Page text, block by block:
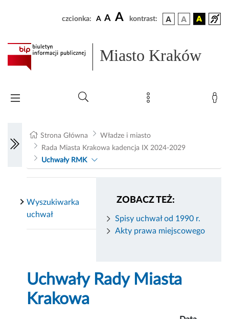
czcionka: A A A kontrast:
Miasto Kraków
Strona Główna
Władze i miasto
Rada Miasta Krakowa kadencja IX 2024-2029
Uchwały RMK
ZOBACZ TEŻ:
Spisy uchwał od 1990 r.
Akty prawa miejscowego
Wyszukiwarka
uchwał
Uchwały Rady Miasta
Krakowa